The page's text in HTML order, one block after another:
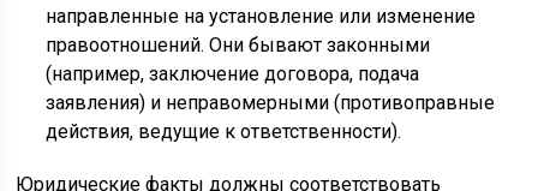
направленные на установление или изменение
правоотношений. Они бывают законными
(например, заключение договора, подача
заявления) и неправомерными (противоправные
действия, ведущие к ответственности).
Юридические факты должны соответствовать